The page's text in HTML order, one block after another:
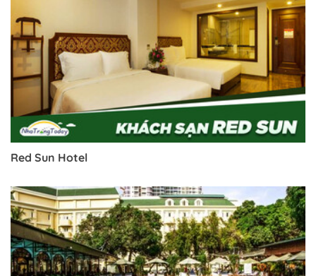
Red Sun Hotel